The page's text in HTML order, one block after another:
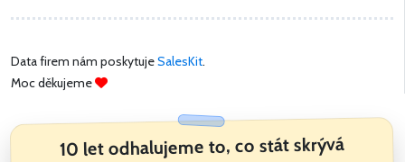
Data firem nám poskytujeSalesKit.
Moc děkujeme
10 let odhalujeme to, co stát skrývá